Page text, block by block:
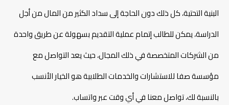
دراسة تصميم الأزياء في تركيا
شروط دراسة التمريض في تركيا
شروط دراسة الطيران في تركيا
البنية التحتية، كل ذلك دون الحاجة إلى سداد الكثير من المال من أجل
الدراسة، يمكن للطالب إتمام عملية التقديم بسهولة عن طريق واحدة
من الشركات المتخصصة في ذلك المجال، حيث يعد التواصل مع
مؤسسة صفا للاستشارات والخدمات الطلابية هو الخيار الأنسب
بالنسبة لك، تواصل معنا في أي وقت عبر واتساب.